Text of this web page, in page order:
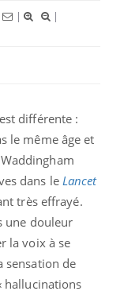
|
|
différente :
le même âge et
dans le Lancet
très effrayé.
une douleur
la voix à se
sensation de
hallucinations